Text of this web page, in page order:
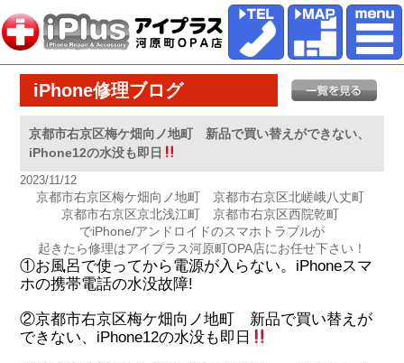
iPhone修理ブログ
京都市右京区梅ケ畑向ノ地町 新品で買い替えができない、
iPhone12の水没も即日
2023/11/12
京都市右京区梅ケ畑向ノ地町 京都市右京区北嵯峨八丈町
京都市右京区京北浅江町 京都市右京区西院乾町
でiPhone/アンドロイドのスマホトラブルが
起きたら修理はアイプラス河原町OPA店にお任せ下さい！
①お風呂で使ってから電源が入らない。iPhoneスマ
ホの携帯電話の水没故障!
②京都市右京区梅ケ畑向ノ地町 新品で買い替えが
できない、iPhone12の水没も即日